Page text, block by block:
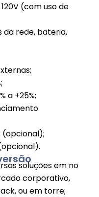
(com uso de
da rede, bateria,
a +25%;
(opcional);
soluções em no
corporativo,
ou em torre;